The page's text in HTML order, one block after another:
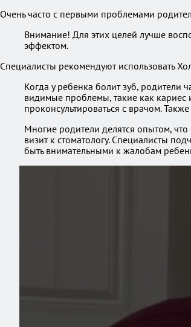
Очень часто с первыми проблемами
Внимание! Для этих целей лучше
эффектом.
Специалисты рекомендуют использовать
Когда у ребенка болит зуб, родители
видимые проблемы, такие как
проконсультироваться с врачом.
Многие родители делятся опытом,
визит к стоматологу. Специалисты
быть внимательными к жалобам